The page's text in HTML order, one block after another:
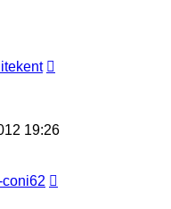
19:26
coni62